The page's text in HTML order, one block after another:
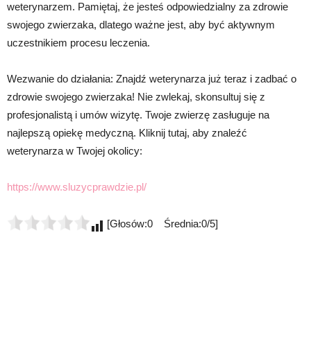
weterynarzem. Pamiętaj, że jesteś odpowiedzialny za zdrowie
swojego zwierzaka, dlatego ważne jest, aby być aktywnym
uczestnikiem procesu leczenia.
Wezwanie do działania: Znajdź weterynarza już teraz i zadbać o
zdrowie swojego zwierzaka! Nie zwlekaj, skonsultuj się z
profesjonalistą i umów wizytę. Twoje zwierzę zasługuje na
najlepszą opiekę medyczną. Kliknij tutaj, aby znaleźć
weterynarza w Twojej okolicy:
https://www.sluzycprawdzie.pl/
[Głosów:0 Średnia:0/5]